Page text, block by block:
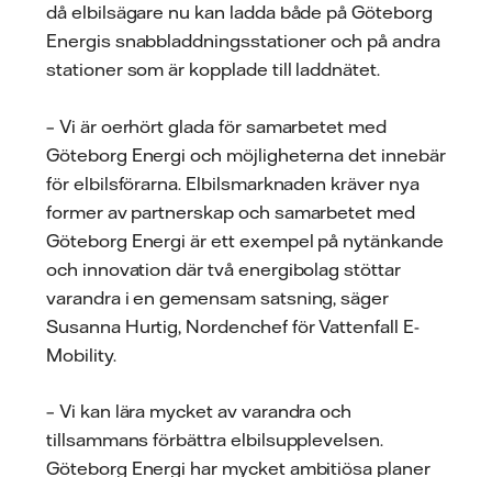
då elbilsägare nu kan ladda både på Göteborg
Energis snabbladdningsstationer och på andra
stationer som är kopplade till laddnätet.
– Vi är oerhört glada för samarbetet med
Göteborg Energi och möjligheterna det innebär
för elbilsförarna. Elbilsmarknaden kräver nya
former av partnerskap och samarbetet med
Göteborg Energi är ett exempel på nytänkande
och innovation där två energibolag stöttar
varandra i en gemensam satsning, säger
Susanna Hurtig, Nordenchef för Vattenfall E-
Mobility.
– Vi kan lära mycket av varandra och
tillsammans förbättra elbilsupplevelsen.
Göteborg Energi har mycket ambitiösa planer